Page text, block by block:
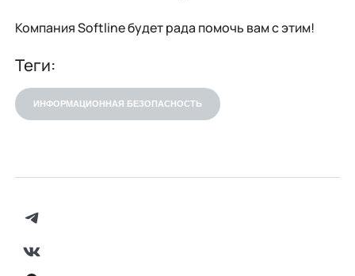
Компания Softline будет рада помочь вам с этим!
Теги:
ИНФОРМАЦИОННАЯ БЕЗОПАСНОСТЬ